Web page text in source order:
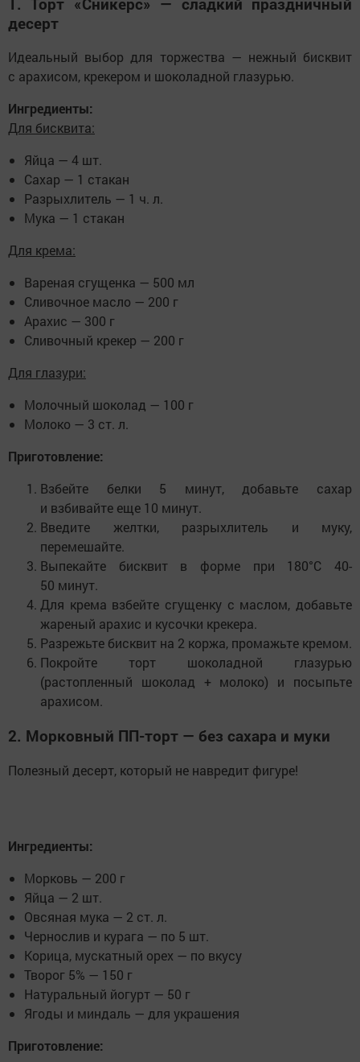
десерт
Идеальный выбор для торжества — нежный бисквит
с арахисом, крекером и шоколадной глазурью.
Ингредиенты:
Для бисквита:
Яйца — 4 шт.
Сахар — 1 стакан
Разрыхлитель — 1 ч. л.
Мука — 1 стакан
Для крема:
Вареная сгущенка — 500 мл
Сливочное масло — 200 г
Арахис — 300 г
Сливочный крекер — 200 г
Для глазури:
Молочный шоколад — 100 г
Молоко — 3 ст. л.
Приготовление:
Взбейте белки 5 минут, добавьте сахар
и взбивайте еще 10 минут.
Введите желтки, разрыхлитель и муку,
перемешайте.
Выпекайте бисквит в форме при 180°C 40-
50 минут.
Для крема взбейте сгущенку с маслом, добавьте
жареный арахис и кусочки крекера.
Разрежьте бисквит на 2 коржа, промажьте кремом.
Покройте торт шоколадной глазурью
(растопленный шоколад + молоко) и посыпьте
арахисом.
2. Морковный ПП-торт — без сахара и муки
Полезный десерт, который не навредит фигуре!
Ингредиенты:
Морковь — 200 г
Яйца — 2 шт.
Овсяная мука — 2 ст. л.
Чернослив и курага — по 5 шт.
Корица, мускатный орех — по вкусу
Творог 5% — 150 г
Натуральный йогурт — 50 г
Ягоды и миндаль — для украшения
Приготовление: